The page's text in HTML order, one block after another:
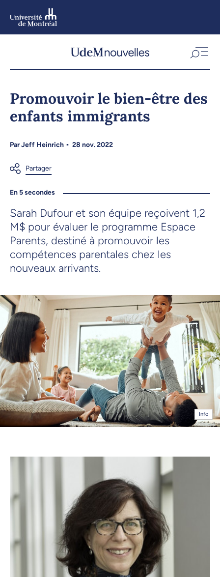
Promouvoir le bien-être des
enfants immigrants
ParJeff Heinrich 28 nov. 2022
En 5 secondes
Sarah Dufour et son équipe reçoivent 1,2
M$ pour évaluer le programme Espace
Parents, destiné à promouvoir les
compétences parentales chez les
nouveaux arrivants.
Info